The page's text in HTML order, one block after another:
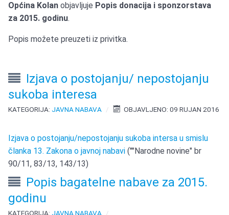
Općina Kolan objavljuje Popis donacija i sponzorstava
za 2015. godinu.
Popis možete preuzeti iz privitka.
Izjava o postojanju/ nepostojanju
sukoba interesa
KATEGORIJA: JAVNA NABAVA OBJAVLJENO: 09 RUJAN 2016
Izjava o postojanju/nepostojanju sukoba intersa u smislu
članka 13. Zakona o javnoj nabavi (""Narodne novine" br
90/11, 83/13, 143/13)
Popis bagatelne nabave za 2015.
godinu
KATEGORIJA: JAVNA NABAVA